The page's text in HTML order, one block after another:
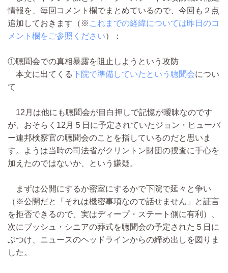
情報を、毎回コメント欄でまとめているので、今回も２点
追加しておきます（※ これまでの経緯については昨日のコ
メント欄をご参照ください）：
①聴聞会での真相暴露を阻止しようという攻防
本文に出てくる下院で準備していたという聴聞会につい
て
12月は他にも聴聞会が目白押しで記憶が曖昧なのです
が、おそらく12月５日に予定されていたジョン・ヒューバ
ー連邦検察官の聴聞会のことを指しているのだと思いま
す。ようは当時の司法省がクリントン財団の捜査に手心を
加えたのではないか、という嫌疑。
まずは公開にするか密室にするかで下院で延々と争い
（※公開だと「それは機密事項なので話せません」と証言
を拒否できるので、実はディープ・ステート側に有利）、
次にブッシュ・シニアの葬式を聴聞会の予定された５日に
ぶつけ、ニュースのヘッドラインからの締め出しを図りま
した。